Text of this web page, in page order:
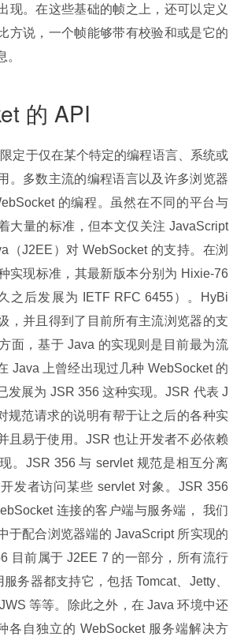
现。在这些基础的帧之上，还可以定义
方说，一个帧能够带有校验和或是它的
的 API
定于仅在某个特定的编程语言、系统或
。多数主流的编程语言以及许多浏览器
的编程。虽然在不同的平台与
大量的标准，但本文仅关注 JavaScript
（J2EE）对 WebSocket 的支持。在浏
实现标准，其最新版本分别为 Hixie-76
之后发展为 IETF RFC 6455）。HyBi
，并且得到了目前所有主流浏览器的支
面，基于 Java 的实现则是目前最为流
Java 上曾经出现过几种 WebSocket 的
发展为 JSR 356 这种实现。JSR 代表 J
规范请求的说明有帮于让之后的各种实
且易于使用。JSR 也让开发者不必依赖
。JSR 356 与 servlet 规范是相互分离
发者访问某些 servlet 对象。JSR 356
连接的客户端与服务端， 我们
于配合浏览器端的 JavaScript 所实现的
目前属于 J2EE 7 的一部分，所有流行
务器都支持它，包括 Tomcat、Jetty、
等等。除此之外，在 Java 环境中还
各自独立的 WebSocket 服务端解决方